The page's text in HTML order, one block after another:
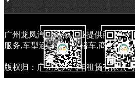
广州龙凤汽车租赁专业提供商务租
服务,车型涵盖中高端轿车,商务车
版权归：广州龙凤汽车租赁有限公